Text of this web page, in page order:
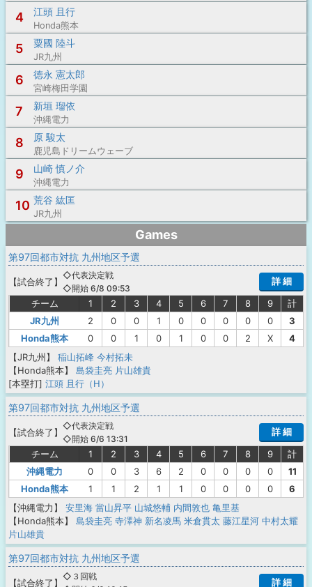
4 江頭 且行
Honda熊本
5 粟國 陸斗
JR九州
6 徳永 憲太郎
宮崎梅田学園
7 新垣 瑠依
沖縄電力
8 原 駿太
鹿児島ドリームウェーブ
9 山崎 慎ノ介
沖縄電力
10 荒谷 紘匡
JR九州
Games
第97回都市対抗 九州地区予選
【試合終了 】
◇代表決定戦
◇開始 6/8 09:53
詳 細
チーム 1 2 3 4 5 6 7 8 9
計
JR九州
2 0 0 1 0 0 0 0 0
3
Honda熊本
0 0 1 0 1 0 0 2 X
4
【JR九州】
稲山拓峰 今村拓未
【Honda熊本】
島袋圭亮 片山雄貴
[本塁打] 江頭 且行（H）
第97回都市対抗 九州地区予選
【試合終了 】
◇代表決定戦
◇開始 6/6 13:31
詳 細
チーム 1 2 3 4 5 6 7 8 9
計
沖縄電力
0 0 3 6 2 0 0 0 0
11
Honda熊本
1 1 2 1 1 0 0 0 0
6
【沖縄電力】
安里海 當山昇平 山城悠輔 内間敦也 亀里基
【Honda熊本】
島袋圭亮 寺澤神 新名凌馬 米倉貫太 藤江星河 中村太耀
片山雄貴
第97回都市対抗 九州地区予選
【試合終了 】
◇３回戦
詳 細